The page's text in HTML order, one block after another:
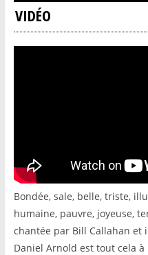
VIDÉO
Bondée, sale, belle, triste,
humaine, pauvre, joyeuse,
chantée par Bill Callahan et
Daniel Arnold est tout cela